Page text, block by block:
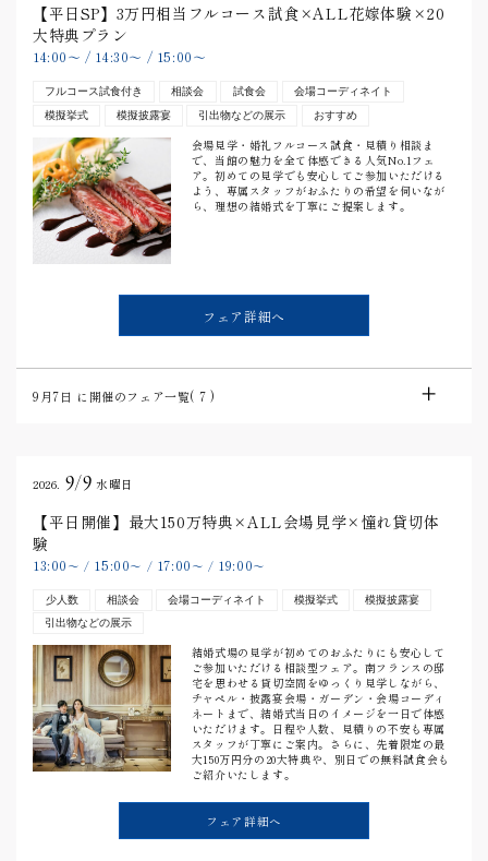
【平日SP】3万円相当フルコース試食×ALL花嫁体験×20
大特典プラン
14:00〜 / 14:30〜 / 15:00〜
フルコース試食付き 相談会 試食会
会場コーディネイト
模擬挙式
模擬披露宴 引出物などの展示 おすすめ
会場見学・婚礼フルコース試食・見積り相談ま
で、当館の魅力を全て体感できる人気No.1フェ
ア。初めての見学でも安心してご参加いただける
よう、専属スタッフがおふたりの希望を伺いなが
ら、理想の結婚式を丁寧にご提案します。
フェア詳細へ
9月7日 に開催のフェア一覧( 7 )
2026. 9/9 水曜日
【平日開催】最大150万特典×ALL会場見学×憧れ貸切体
験
13:00 〜/ 15:00〜 / 17:00 〜/ 19:00〜
少人数 相談会 会場コーディネイト 模擬挙式
模擬披露宴
引出物などの展示
結婚式場の見学が初めてのおふたりにも安心して
ご参加いただける相談型フェア。南フランスの邸
宅を思わせる貸切空間をゆっくり見学しながら、
チャペル・披露宴会場・ガーデン・会場コーディ
ネートまで、結婚式当日のイメージを一日で体感
いただけます。日程や人数、見積りの不安も専属
スタッフが丁寧にご案内。さらに、先着限定の最
大150万円分の20大特典や、別日での無料試食会も
ご紹介いたします。
フェア詳細へ